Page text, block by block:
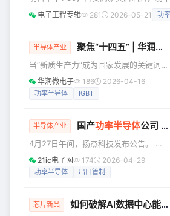
供货；车上功能越来越多，控制平台要
接得住；800V 高压系统要同时处理效
也要跟上整车开发节奏。展台上展示的
是功能，交到用户手
场"现场实验"即将启动。 不是线上直
案的问题： 氮化镓从消费电子杀向车载，意法半导体如何定
方案到底省了多少
电子工程专辑 281 2026-05-21 功
半导体产业 聚焦“十四五” | 华润微电子，奔赴“芯”未来
当“新质生产力”成为国家发展的关键词
一场以科技创新为驱动的 产业变革正加
速推进 在这股浪潮中 华润微电子以功率
的智能化天车高速运转 无锡的掩模车间
未来 …… 科技与制造深度融合的场景 正
是华润微电子以新质生产力 铸就高质量
发展引擎的生动注脚 山城重庆，创新热
华润微电子 186 2026-04-16
功率半导体 IGBT
半导体产业 国产功率半导体公司 遭欧盟制裁！
4月27日午间，扬杰科技发布公告。 这
家国产功率半导体企业，被欧盟纳入第
20轮对俄制裁名单。 制裁方案于4月23
业领域。 未涉足军品研发、生产与供
21ic电子网 174 2026-04-29
功率半导体 出口管制
芯片新品 如何破解AI数据中心能效难题？